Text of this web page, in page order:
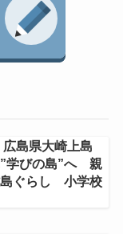
島県大崎上島
学びの島”へ 親
島ぐらし 小学校